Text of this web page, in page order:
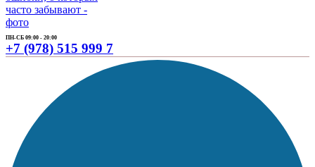
ПН-СБ 09:00 - 20:00
+7 (978) 515 999 7